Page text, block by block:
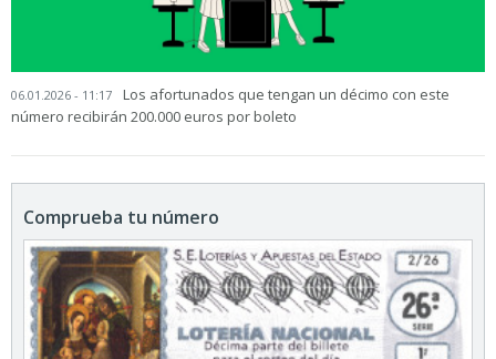
06.01.2026 - 11:17
Los afortunados que tengan un décimo con este
número recibirán 200.000 euros por boleto
Comprueba tu número